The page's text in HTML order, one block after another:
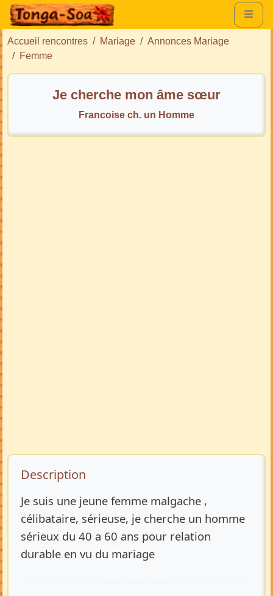
Accueil rencontres Mariage
Annonces Mariage
Femme
Je cherche mon âme sœur
Francoise ch. un Homme
Description de l’annonce
Description
Je suis une jeune femme malgache ,
célibataire, sérieuse, je cherche un homme
sérieux du 40 a 60 ans pour relation
durable en vu du mariage